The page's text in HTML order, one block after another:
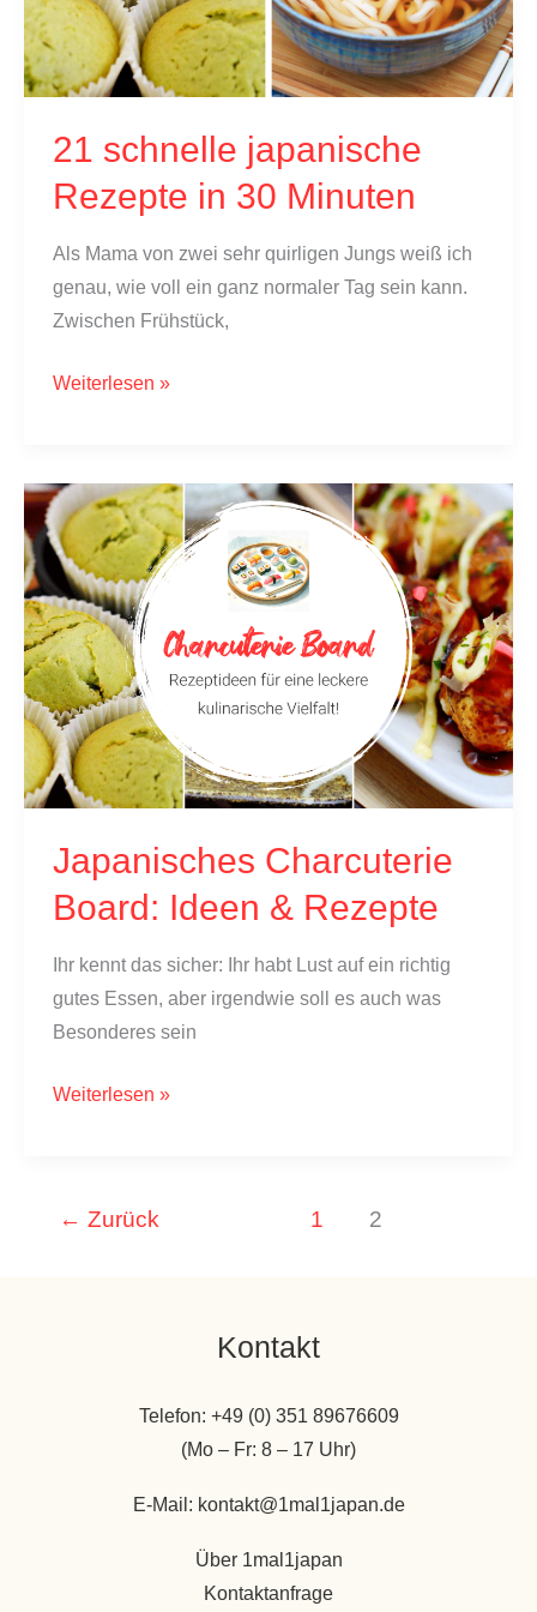
21 schnelle japanische
Rezepte in 30 Minuten
Als Mama von zwei sehr quirligen Jungs weiß ich
genau, wie voll ein ganz normaler Tag sein kann.
Zwischen Frühstück,
21
Rezepte
in
30
Minuten
Weiterlesen »
Japanisches Charcuterie
Board: Ideen & Rezepte
Ihr kennt das sicher: Ihr habt Lust auf ein richtig
gutes Essen, aber irgendwie soll es auch was
Besonderes sein
Japanisches
&
Weiterlesen »
← Zurück 1 2
Kontakt
Telefon: +49 (0) 351 89676609
(Mo – Fr: 8 – 17 Uhr)
E-Mail: kontakt@1mal1japan.de
Über 1mal1japan
Kontaktanfrage